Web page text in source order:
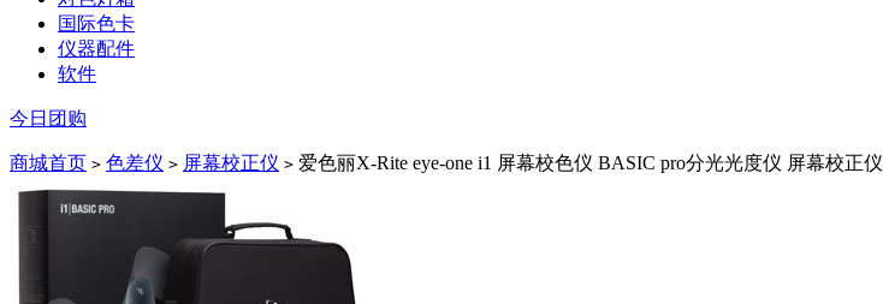
国际色卡
仪器配件
软件
今日团购
商城首页 > 色差仪 > 屏幕校正仪 > 爱色丽X-Rite eye-one i1 屏幕校色仪 BASIC pro分光光度仪 屏幕校正仪